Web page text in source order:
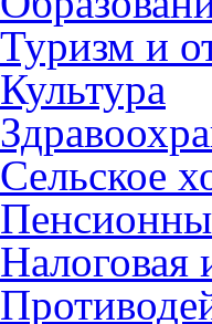
Туризм и
Культура
Сельское
Налоговая